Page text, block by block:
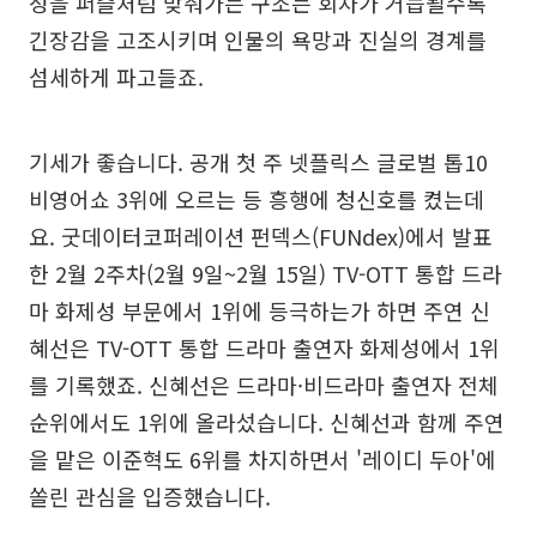
긴장감을 고조시키며 인물의 욕망과 진실의 경계를
섬세하게 파고들죠.
기세가 좋습니다. 공개 첫 주 넷플릭스 글로벌 톱10
비영어쇼 3위에 오르는 등 흥행에 청신호를 켰는데
요. 굿데이터코퍼레이션 펀덱스(FUNdex)에서 발표
한 2월 2주차(2월 9일~2월 15일) TV-OTT 통합 드라
마 화제성 부문에서 1위에 등극하는가 하면 주연 신
혜선은 TV-OTT 통합 드라마 출연자 화제성에서 1위
를 기록했죠. 신혜선은 드라마·비드라마 출연자 전체
순위에서도 1위에 올라섰습니다. 신혜선과 함께 주연
을 맡은 이준혁도 6위를 차지하면서 '레이디 두아'에
쏠린 관심을 입증했습니다.